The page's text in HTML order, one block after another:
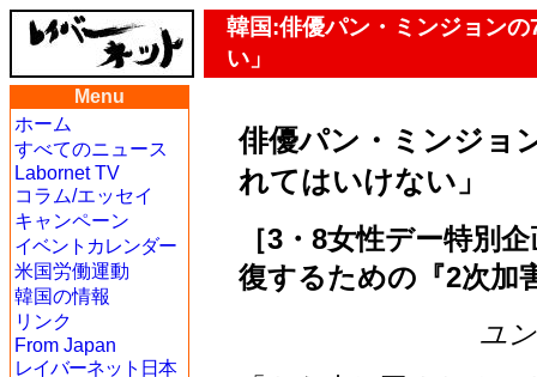
韓国:俳優パン・ミンジョン
い」
Menu
ホーム
すべてのニュース
Labornet TV
コラム/エッセイ
キャンペーン
イベントカレンダー
米国労働運動
韓国の情報
リンク
From Japan
レイバーネット日本
俳優パン・ミンジョ
れてはいけない」
［3・8女性デー特別
復するための『2次加
ユ